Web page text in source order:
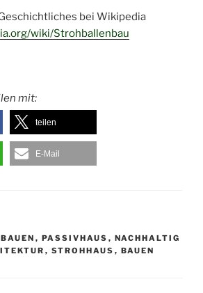
bei Wikipedia
wiki/Strohballenbau
mit:
teilen
E-Mail
, PASSIVHAUS , NACHHALTIG
, STROHHAUS , BAUEN